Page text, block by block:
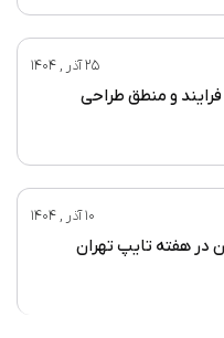
25 آذر , 1404
و منطق طراحی
10 آذر , 1404
در هفته تایپ تهران